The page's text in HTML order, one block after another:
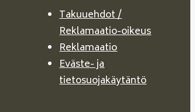
Takuuehdot /
Reklamaatio-oikeus
Reklamaatio
Eväste- ja
tietosuojakäytäntö